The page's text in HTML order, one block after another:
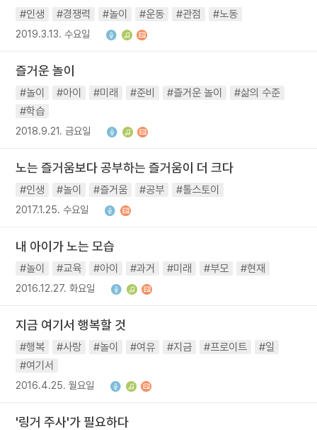
#인생 #경쟁력 #놀이 #운동 #관점 #노동
2019.3.13. 수요일
즐거운 놀이
#놀이 #아이 #미래 #준비 #즐거운 놀이
#삶의 수준
#학습
2018.9.21. 금요일
노는 즐거움보다 공부하는 즐거움이 더 크다
#인생 #놀이 #즐거움 #공부 #톨스토이
2017.1.25. 수요일
내 아이가 노는 모습
#놀이 #교육 #아이 #과거 #미래 #부모 #현재
2016.12.27. 화요일
지금 여기서 행복할 것
#행복 #사랑 #놀이 #여유 #지금 #프로이트
#일
#여기서
2016.4.25. 월요일
'링거 주사'가 필요하다